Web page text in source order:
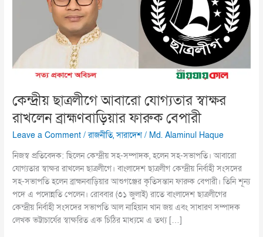
কেন্দ্রীয় ছাত্রলীগে আবারো যোগ্যতার স্বাক্ষর
রাখলেন ব্রাহ্মণবাড়িয়ার ফারুক বেপারী
Leave a Comment /রাজনীতি,সারাদেশ / Md. Alaminul Haque
নিজস্ব প্রতিবেদক: ছিলেন কেন্দ্রীয় সহ-সম্পাদক, হলেন সহ-সভাপতি। আবারো
যোগ্যতার স্বাক্ষর রাখলেন ছাত্রলীগে। বাংলাদেশ ছাত্রলীগ কেন্দ্রীয় নির্বাহী সংসদের
সহ-সভাপতি হলেন ব্রাহ্মনবাড়িয়ার আশুগঞ্জের কৃতিসন্তান ফারুক বেপারী। তিনি শূন্য
পদে এ পদোন্নতি পেলেন। রোববার (৩১ জুলাই) রাতে বাংলাদেশ ছাত্রলীগের
কেন্দ্রীয় নির্বাহী সংসদের সভাপতি আল নাহিয়ান খান জয় এবং সাধারণ সম্পাদক
লেখক ভট্টাচার্যের স্বাক্ষরিত এক চিঠির মাধ্যমে এ তথ্য […]
ব্রাহ্মণবাড়িয়ার
ফারুক
বেপারী